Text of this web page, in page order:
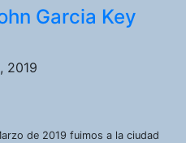
Garcia Key
2019
de 2019 fuimos a la ciudad